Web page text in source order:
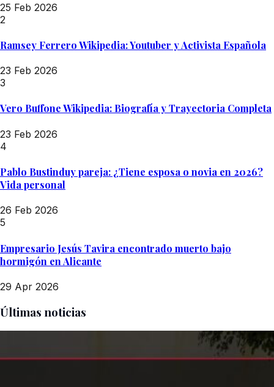
25 Feb 2026
2
Ramsey Ferrero Wikipedia: Youtuber y Activista Española
23 Feb 2026
3
Vero Buffone Wikipedia: Biografía y Trayectoria Completa
23 Feb 2026
4
Pablo Bustinduy pareja: ¿Tiene esposa o novia en 2026?
Vida personal
26 Feb 2026
5
Empresario Jesús Tavira encontrado muerto bajo
hormigón en Alicante
29 Apr 2026
Últimas noticias